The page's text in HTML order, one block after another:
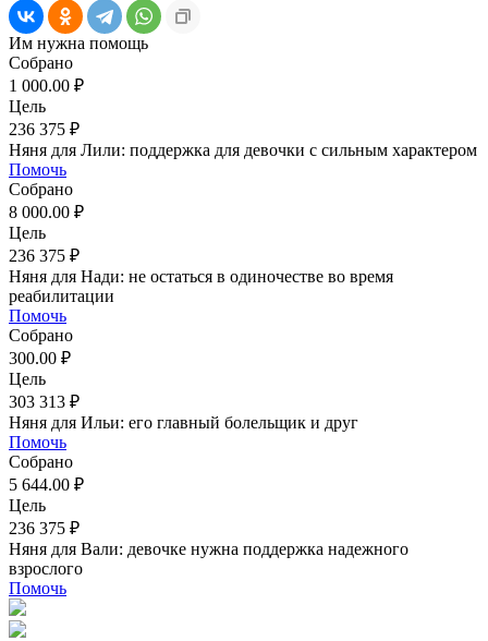
Им нужна помощь
Собрано
1 000.00 ₽
Цель
236 375 ₽
Няня для Лили: поддержка для девочки с сильным характером
Помочь
Собрано
8 000.00 ₽
Цель
236 375 ₽
Няня для Нади: не остаться в одиночестве во время
реабилитации
Помочь
Собрано
300.00 ₽
Цель
303 313 ₽
Няня для Ильи: его главный болельщик и друг
Помочь
Собрано
5 644.00 ₽
Цель
236 375 ₽
Няня для Вали: девочке нужна поддержка надежного
взрослого
Помочь